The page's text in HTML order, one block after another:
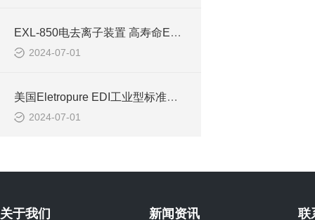
EXL-850电去离子装置 高寿命EDI离子膜（snowpure-edi）的介绍
2024-07-01
美国Eletropure EDI工业型标准型系列EXL电去离子装置的介绍
2024-07-01
关于我们 新闻资讯 联